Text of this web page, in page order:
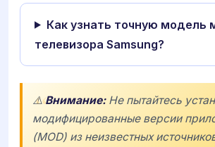
Как узнать точную модель
телевизора Samsung?
⚠️Внимание:Не пытайтесь
модифицированные версии
(MOD) из неизвестных